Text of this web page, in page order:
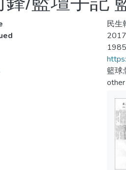
民生
籃球
other